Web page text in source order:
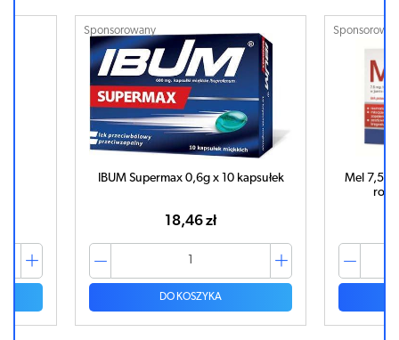
Sponsorowany
IBUM Supermax 0,6g x 10 kapsułek
18,46 zł
DO KOSZYKA
Mel